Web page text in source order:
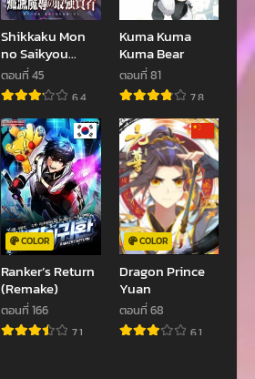
ตอนที่ 407
ธันวาคม 4, 2022
ตอนที่ 405
ธันวาคม 4, 2022
ตอนที่ 403
ธันวาคม 4, 2022
ตอนที่ 401
ธันวาคม 4, 2022
ตอนที่ 399
ธันวาคม 4, 2022
ธันวาคม 4, 2022
Shikkaku Mon
no Saikyou
Kenja
ตอนที่ 45
6.4
Kuma Kuma
Kuma Bear
ตอนที่ 81
7.8
COLOR
Ranker’s Return
(Remake)
ตอนที่ 166
7.1
COLOR
Dragon Prince
Yuan
ตอนที่ 68
6.1